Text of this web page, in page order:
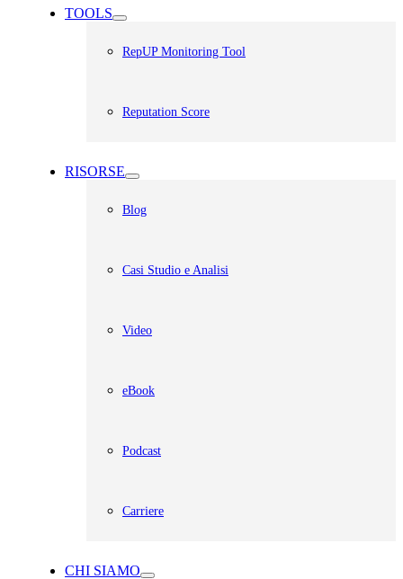
TOOLS
RepUP Monitoring Tool
Reputation Score
RISORSE
Blog
Casi Studio e Analisi
Video
eBook
Podcast
Carriere
CHI SIAMO